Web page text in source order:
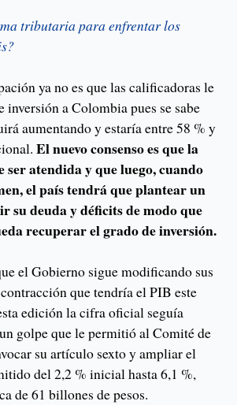
tributaria para enfrentar los
ya no es que las calificadoras le
inversión a Colombia pues se sabe
aumentando y estaría entre 58 % y
El nuevo consenso es que la
ser atendida y que luego, cuando
el país tendrá que plantear un
su deuda y déficits de modo que
recuperar el grado de inversión.
el Gobierno sigue modificando sus
que tendría el PIB este
edición la cifra oficial seguía
golpe que le permitió al Comité de
su artículo sexto y ampliar el
del 2,2 % inicial hasta 6,1 %,
de 61 billones de pesos.